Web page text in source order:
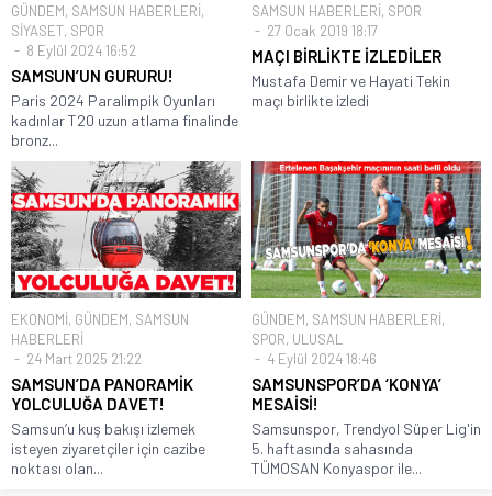
GÜNDEM, SAMSUN HABERLERİ,
SİYASET, SPOR
8 Eylül 2024 16:52
SAMSUN’UN GURURU!
Paris 2024 Paralimpik Oyunları
kadınlar T20 uzun atlama finalinde
bronz...
SAMSUN HABERLERİ, SPOR
27 Ocak 2019 18:17
MAÇI BİRLİKTE İZLEDİLER
Mustafa Demir ve Hayati Tekin
maçı birlikte izledi
EKONOMİ, GÜNDEM, SAMSUN
HABERLERİ
24 Mart 2025 21:22
SAMSUN’DA PANORAMİK
YOLCULUĞA DAVET!
Samsun’u kuş bakışı izlemek
isteyen ziyaretçiler için cazibe
noktası olan...
GÜNDEM, SAMSUN HABERLERİ,
SPOR, ULUSAL
4 Eylül 2024 18:46
SAMSUNSPOR’DA ‘KONYA’
MESAİSİ!
Samsunspor, Trendyol Süper Lig'in
5. haftasında sahasında
TÜMOSAN Konyaspor ile...